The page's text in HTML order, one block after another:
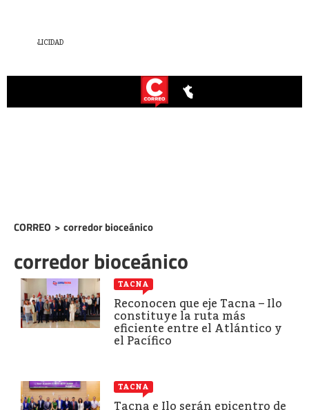
CORREO > corredor bioceánico
corredor bioceánico
TACNA
Reconocen que eje Tacna – Ilo
constituye la ruta más
eficiente entre el Atlántico y
el Pacífico
TACNA
Tacna e Ilo serán epicentro de